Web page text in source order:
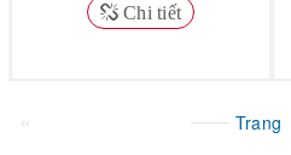
Chi tiết
« Trang